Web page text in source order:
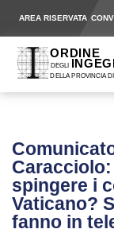
AREA RISERVATA
spingere i
Vaticano?
fanno in